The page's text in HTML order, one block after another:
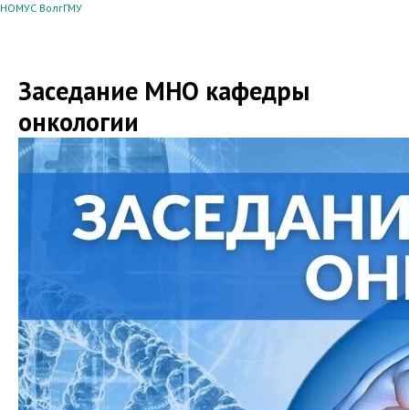
НОМУС ВолгГМУ
Заседание МНО кафедры
онкологии